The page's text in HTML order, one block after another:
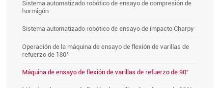
Sistema automatizado robótico de ensayo de compresión de
hormigón
Sistema automatizado robótico de ensayo de impacto Charpy
Operación de la máquina de ensayo de flexión de varillas de
refuerzo de 180°
Máquina de ensayo de flexión de varillas de refuerzo de 90°